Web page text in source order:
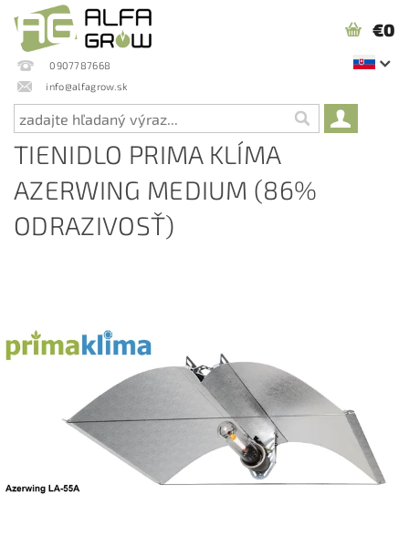
0907787668
info@alfagrow.sk
€0
TIENIDLO PRIMA KLÍMA
AZERWING MEDIUM (86%
ODRAZIVOSŤ)